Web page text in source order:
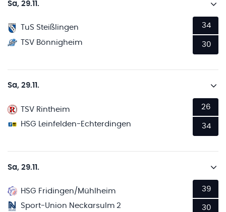
Sa, 29.11.
TuS Steißlingen
TSV Bönnigheim
34
30
Sa, 29.11.
TSV Rintheim
HSG Leinfelden-Echterdingen
26
34
Sa, 29.11.
HSG Fridingen/Mühlheim
Sport-Union Neckarsulm 2
39
30